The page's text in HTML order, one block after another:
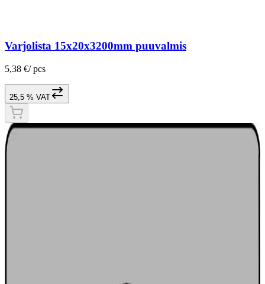
Varjolista 15x20x3200mm puuvalmis
5,38 €/ pcs
25,5 % VAT